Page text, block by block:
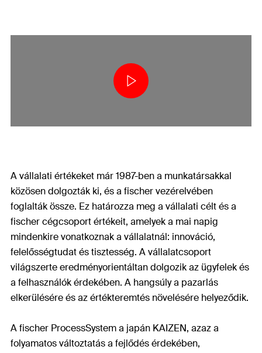
A vállalati értékeket már 1987-ben a munkatársakkal
közösen dolgozták ki, és a fischer vezérelvében
foglalták össze. Ez határozza meg a vállalati célt és a
fischer cégcsoport értékeit, amelyek a mai napig
mindenkire vonatkoznak a vállalatnál: innováció,
felelősségtudat és tisztesség. A vállalatcsoport
világszerte eredményorientáltan dolgozik az ügyfelek és
a felhasználók érdekében. A hangsúly a pazarlás
elkerülésére és az értékteremtés növelésére helyeződik.
A fischer ProcessSystem a japán KAIZEN, azaz a
folyamatos változtatás a fejlődés érdekében,